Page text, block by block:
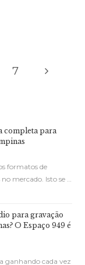
7
completa para
formatos de
mercado. Isto se …
para gravação
O Espaço 949 é
ganhando cada vez